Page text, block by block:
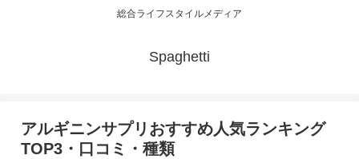
総合ライフスタイルメディア
Spaghetti
アルギニンサプリおすすめ人気ランキング
TOP3・口コミ・種類